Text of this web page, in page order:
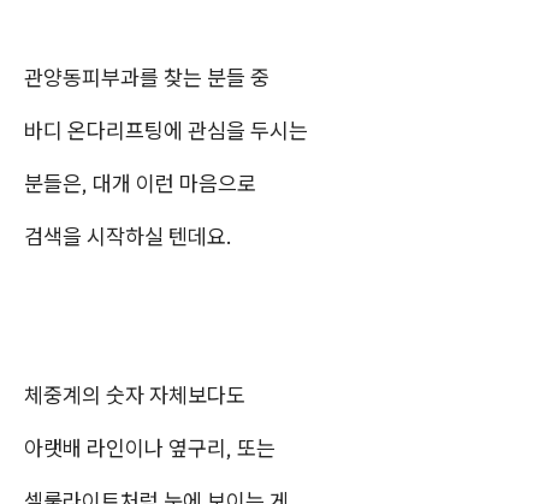
관양동피부과를 찾는 분들 중
바디 온다리프팅에 관심을 두시는
분들은, 대개 이런 마음으로
검색을 시작하실 텐데요.
체중계의 숫자 자체보다도
아랫배 라인이나 옆구리, 또는